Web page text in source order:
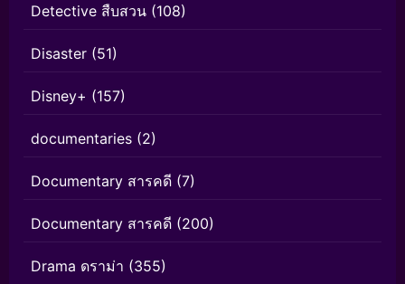
Detective สืบสวน (108)
Disaster (51)
Disney+ (157)
documentaries (2)
Documentary สารคดี (7)
Documentary สารคดี (200)
Drama ดราม่า (355)